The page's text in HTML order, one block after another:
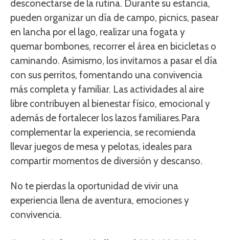
desconectarse de la rutina. Durante su estancia,
pueden organizar un día de campo, picnics, pasear
en lancha por el lago, realizar una fogata y
quemar bombones, recorrer el área en bicicletas o
caminando. Asimismo, los invitamos a pasar el día
con sus perritos, fomentando una convivencia
más completa y familiar. Las actividades al aire
libre contribuyen al bienestar físico, emocional y
además de fortalecer los lazos familiares.Para
complementar la experiencia, se recomienda
llevar juegos de mesa y pelotas, ideales para
compartir momentos de diversión y descanso.
No te pierdas la oportunidad de vivir una
experiencia llena de aventura, emociones y
convivencia.